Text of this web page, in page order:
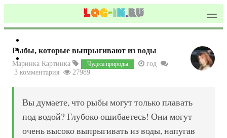
Рыбы, которые выпрыгивают из воды
Маринка Картинка Чудеса природы
год
3 комментария
27989
Вы думаете, что рыбы могут только плавать
под водой? Глубоко ошибаетесь! Они могут
очень высоко выпрыгивать из воды, напугав